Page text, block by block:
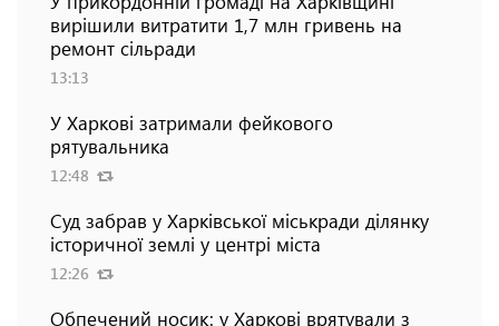
вирішили витратити 1,7 млн гривень на
ремонт сільради
13:13
У Харкові затримали фейкового
рятувальника
12:48
Суд забрав у Харківської міськради ділянку
історичної землі у центрі міста
12:26
Обпечений носик: у Харкові врятували з